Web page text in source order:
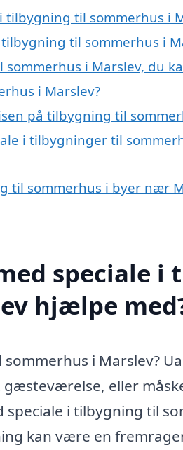
tilbygning til sommerhus i
til sommerhus i
i Marslev, du
i Marslev?
på tilbygning til
i tilbygninger til
til sommerhus i byer nær
speciale
hjælpe
i Marslev?
eller
i tilbygning til
kan være en